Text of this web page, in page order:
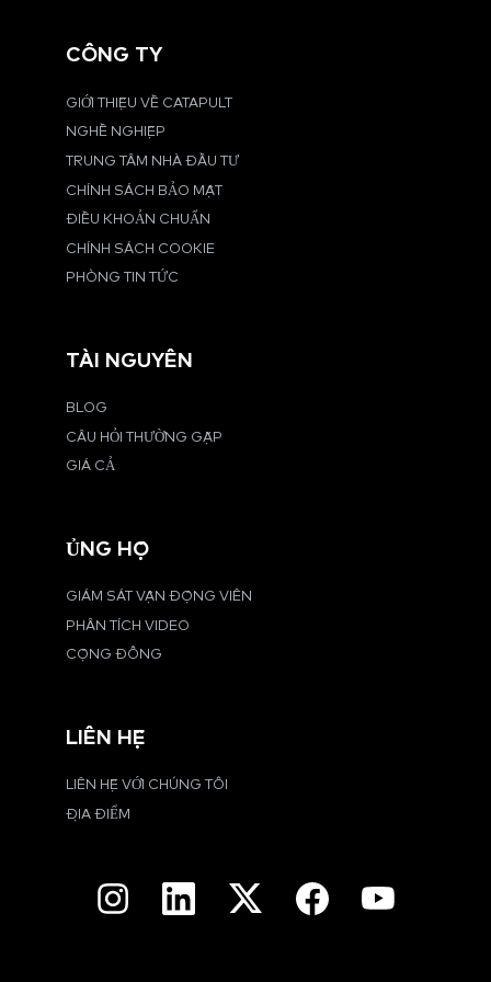
CÔNG TY
GIỚI THIỆU VỀ CATAPULT
NGHỀ NGHIỆP
TRUNG TÂM NHÀ ĐẦU TƯ
CHÍNH SÁCH BẢO MẬT
ĐIỀU KHOẢN CHUẨN
CHÍNH SÁCH COOKIE
PHÒNG TIN TỨC
TÀI NGUYÊN
BLOG
CÂU HỎI THƯỜNG GẶP
GIÁ CẢ
ỦNG HỘ
GIÁM SÁT VẬN ĐỘNG VIÊN
PHÂN TÍCH VIDEO
CỘNG ĐỒNG
LIÊN HỆ
LIÊN HỆ VỚI CHÚNG TÔI
ĐỊA ĐIỂM